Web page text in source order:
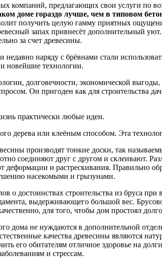
компаний, предлагающих свои услуги по
доме гораздо лучше, чем в типовом
получить целую гамму приятных
запах привнесёт дополнительный
за счет древесины.
наряду с брёвнами стали
и новейшие технологии.
долговечности, экономической выгоды,
Он пригоден как для строительства
практически любые идеи.
дерева или клеёным способом. Эта
производят тонкие доски, так
соединяют друг с другом и склеивают.
деформации и растрескивания. Правильно
насекомыми и грызунами.
о достоинствах строительства из бруса
выдерживающего большой вес.
для того, чтобы дом простоял
дома не нуждаются в дополнительной
качества древесины являются
его обитателям отличное здоровье на
и стрессам.